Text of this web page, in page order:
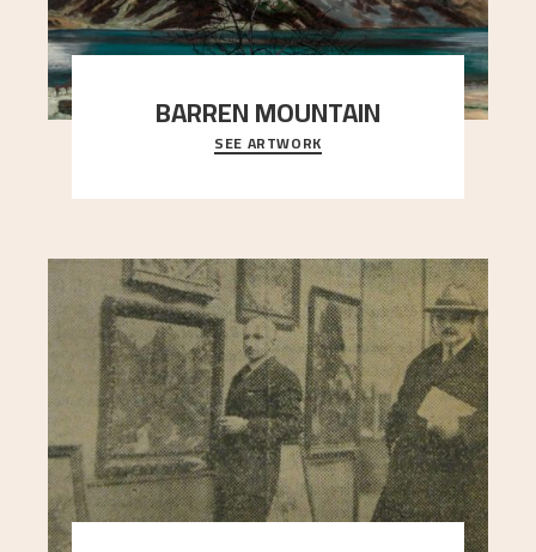
BARREN MOUNTAIN
A looming mountain dominates the picture plane
here, and stands in stark contrast to the slende
SEE ARTWORK